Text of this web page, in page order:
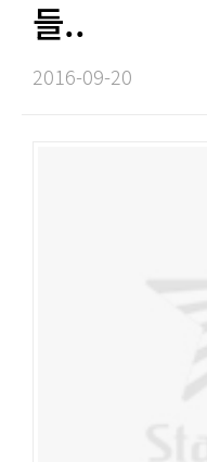
들..​​
2016-09-20​